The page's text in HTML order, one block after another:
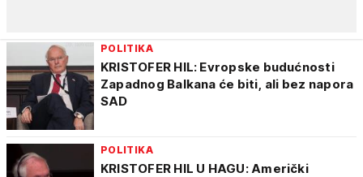
POLITIKA
KRISTOFER HIL: Evropske budućnosti
Zapadnog Balkana će biti, ali bez napora
SAD
POLITIKA
KRISTOFER HIL U HAGU: Američki